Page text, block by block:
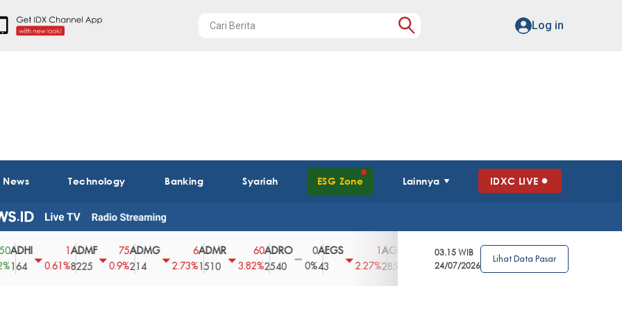
Log in
Technology Banking Syariah ESG Zone Lainnya IDXC LIVE
0.61%
ADMF
8225
75
0.9%
ADMG
214
2.73%
ADMR
1510
60
3.82%
ADRO
2540
0
0%
AEGS
2.27% 2850
3.39%
AGRO
4
2.63%
0%
03.15 WIB
24/07/2026
Lihat Data Pasar